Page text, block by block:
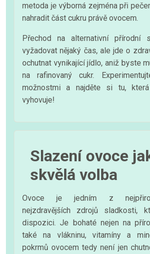
metoda je výborná zejména při
nahradit část cukru právě ovocem.
Přechod na alternativní přírodní
vyžadovat nějaký čas, ale jde o
ochutnat vynikající jídlo, aniž byste
na rafinovaný cukr.
možnostmi a najděte si tu,
vyhovuje!
Slazení ovoce
skvělá volba
Ovoce je jedním z
nejzdravějších zdrojů sladkosti,
dispozici. Je bohaté nejen na
také na vlákninu, vitamíny a
pokrmů ovocem tedy není jen